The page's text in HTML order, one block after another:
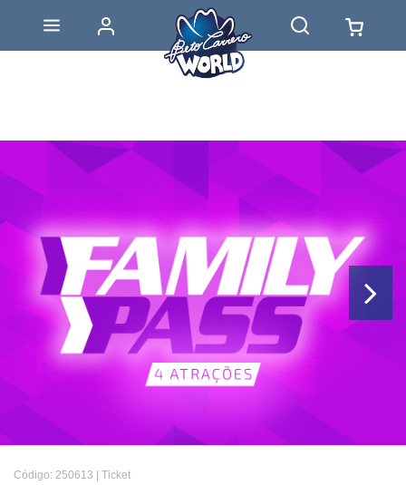
Código: 250613 | Ticket